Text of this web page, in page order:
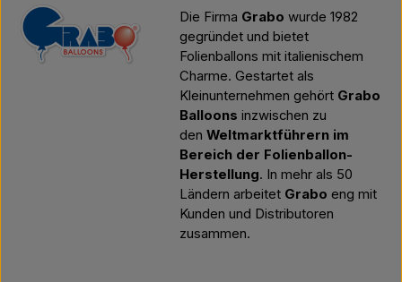
Die Firma Grabo wurde 1982
gegründet und bietet
Folienballons mit italienischem
Charme. Gestartet als
Kleinunternehmen gehört Grabo
Balloons inzwischen zu
den Weltmarktführern im
Bereich der Folienballon-
Herstellung. In mehr als 50
Ländern arbeitet Grabo eng mit
Kunden und Distributoren
zusammen.